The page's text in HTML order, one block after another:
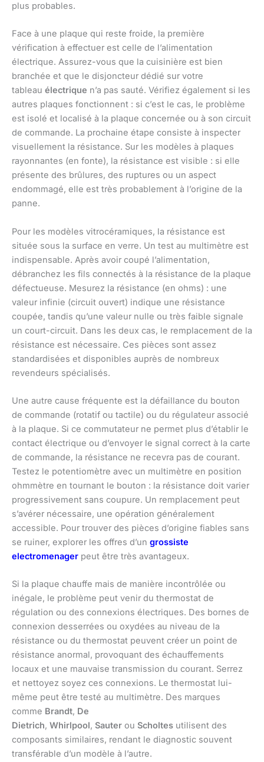
plus probables.
Face à une plaque qui reste froide, la première
vérification à effectuer est celle de l’alimentation
électrique. Assurez-vous que la cuisinière est bien
branchée et que le disjoncteur dédié sur votre
tableau électrique n’a pas sauté. Vérifiez également si les
autres plaques fonctionnent : si c’est le cas, le problème
est isolé et localisé à la plaque concernée ou à son circuit
de commande. La prochaine étape consiste à inspecter
visuellement la résistance. Sur les modèles à plaques
rayonnantes (en fonte), la résistance est visible : si elle
présente des brûlures, des ruptures ou un aspect
endommagé, elle est très probablement à l’origine de la
panne.
Pour les modèles vitrocéramiques, la résistance est
située sous la surface en verre. Un test au multimètre est
indispensable. Après avoir coupé l’alimentation,
débranchez les fils connectés à la résistance de la plaque
défectueuse. Mesurez la résistance (en ohms) : une
valeur infinie (circuit ouvert) indique une résistance
coupée, tandis qu’une valeur nulle ou très faible signale
un court-circuit. Dans les deux cas, le remplacement de la
résistance est nécessaire. Ces pièces sont assez
standardisées et disponibles auprès de nombreux
revendeurs spécialisés.
Une autre cause fréquente est la défaillance du bouton
de commande (rotatif ou tactile) ou du régulateur associé
à la plaque. Si ce commutateur ne permet plus d’établir le
contact électrique ou d’envoyer le signal correct à la carte
de commande, la résistance ne recevra pas de courant.
Testez le potentiomètre avec un multimètre en position
ohmmètre en tournant le bouton : la résistance doit varier
progressivement sans coupure. Un remplacement peut
s’avérer nécessaire, une opération généralement
accessible. Pour trouver des pièces d’origine fiables sans
se ruiner, explorer les offres d’un grossiste
electromenager peut être très avantageux.
Si la plaque chauffe mais de manière incontrôlée ou
inégale, le problème peut venir du thermostat de
régulation ou des connexions électriques. Des bornes de
connexion desserrées ou oxydées au niveau de la
résistance ou du thermostat peuvent créer un point de
résistance anormal, provoquant des échauffements
locaux et une mauvaise transmission du courant. Serrez
et nettoyez soyez ces connexions. Le thermostat lui-
même peut être testé au multimètre. Des marques
comme Brandt, De
Dietrich, Whirlpool, Sauter ou Scholtes utilisent des
composants similaires, rendant le diagnostic souvent
transférable d’un modèle à l’autre.